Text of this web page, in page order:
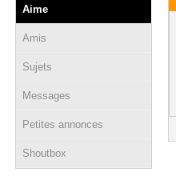
Aime
Amis
Sujets
Messages
Petites annonces
Shoutbox